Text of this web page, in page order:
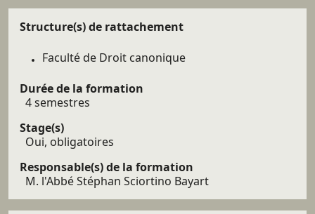
Structure(s) de rattachement
Faculté de Droit canonique
Durée de la formation
4 semestres
Stage(s)
Oui, obligatoires
Responsable(s) de la formation
M. l'Abbé Stéphan Sciortino Bayart